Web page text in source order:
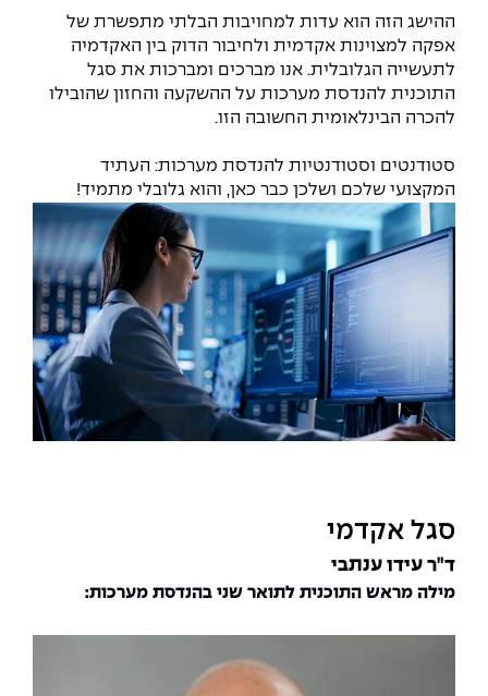
ההישג הזה הוא עדות למחויבות הבלתי מתפשרת של
אפקה למצוינות אקדמית ולחיבור הדוק בין האקדמיה
לתעשייה הגלובלית. אנו מברכים ומברכות את סגל
התוכנית להנדסת מערכות על ההשקעה והחזון שהובילו
להכרה הבינלאומית החשובה הזו.
סטודנטים וסטודנטיות להנדסת מערכות: העתיד
המקצועי שלכם ושלכן כבר כאן, והוא גלובלי מתמיד!
סגל אקדמי
ד"ר עידו ענתבי
מילה מראש התוכנית לתואר שני בהנדסת מערכות: